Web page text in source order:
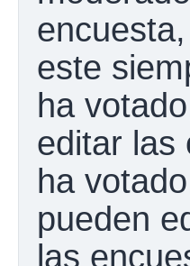
este
ha
editar las
ha
pueden
las